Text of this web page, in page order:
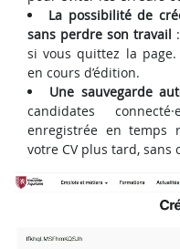
La possibilité de
sans perdre son travail
si vous quittez la page.
en cours d’édition.
Une sauvegarde
candidates
enregistrée en temps
votre CV plus tard,